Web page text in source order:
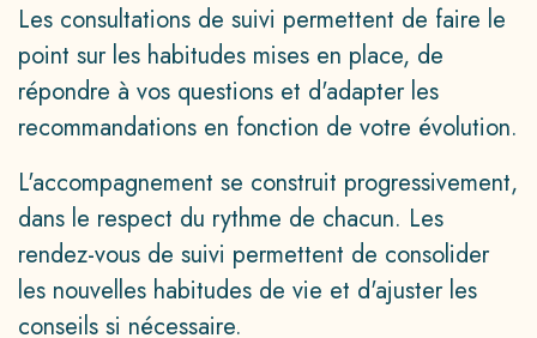
Les consultations de suivi permettent de faire le
point sur les habitudes mises en place, de
répondre à vos questions et d'adapter les
recommandations en fonction de votre évolution.
L'accompagnement se construit progressivement,
dans le respect du rythme de chacun. Les
rendez-vous de suivi permettent de consolider
les nouvelles habitudes de vie et d'ajuster les
conseils si nécessaire.